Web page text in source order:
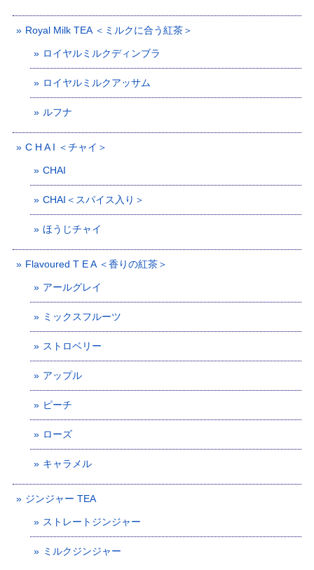
Royal Milk TEA ＜ミルクに合う紅茶＞
ロイヤルミルクディンブラ
ロイヤルミルクアッサム
ルフナ
C H A I ＜チャイ＞
CHAI
CHAI＜スパイス入り＞
ほうじチャイ
Flavoured T E A ＜香りの紅茶＞
アールグレイ
ミックスフルーツ
ストロベリー
アップル
ピーチ
ローズ
キャラメル
ジンジャー TEA
ストレートジンジャー
ミルクジンジャー